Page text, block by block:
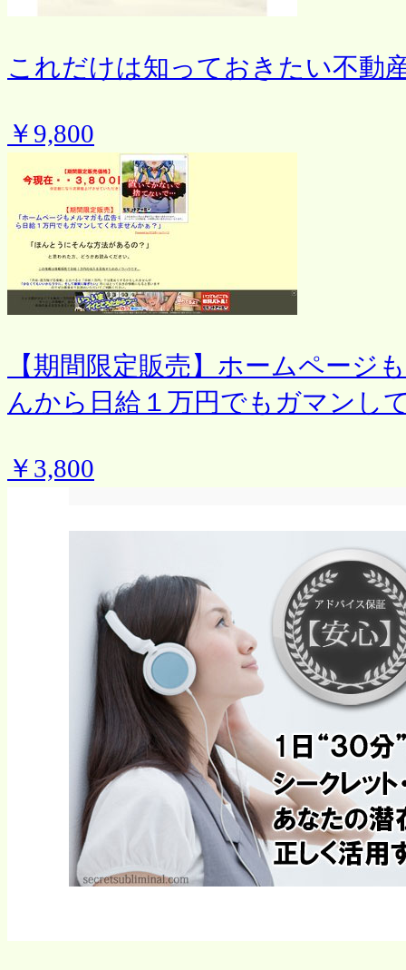
これだけは知っておきたい不動
￥9,800
【期間限定販売】ホームページ
んから日給１万円でもガマンし
￥3,800